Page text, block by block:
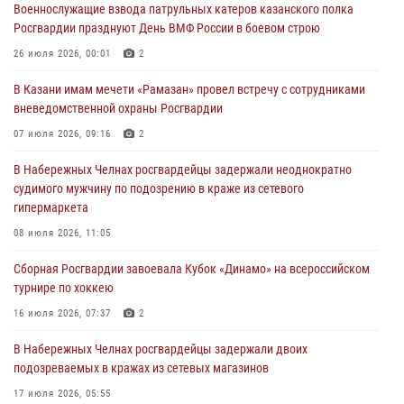
24 июля 2026, 15:05 4
В казанском полку Росгвардии состоялся концерт певицы Кристины
В Нижнекамске сотрудники Росгвардии задержали подозреваемого
23 июля 2026, 06:47
В Казани Росгвардия приняла участие в обеспечении безопасности
крестного хода и освящения храма
Военнослужащие взвода патрульных катеров казанского полка
Росгвардии празднуют День ВМФ России в боевом строю
26 июля 2026, 00:01 2
В Казани имам мечети «Рамазан» провел встречу с сотрудниками
вневедомственной охраны Росгвардии
07 июля 2026, 09:16 2
В Набережных Челнах росгвардейцы задержали неоднократно
судимого мужчину по подозрению в краже из сетевого
гипермаркета
08 июля 2026, 11:05
Сборная Росгвардии завоевала Кубок «Динамо» на всероссийском
турнире по хоккею
16 июля 2026, 07:37 2
В Набережных Челнах росгвардейцы задержали двоих
подозреваемых в кражах из сетевых магазинов
17 июля 2026, 05:55